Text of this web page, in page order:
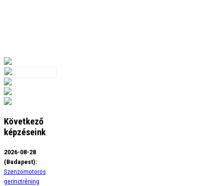
Következő
képzéseink
2026-08-28
(Budapest):
Szenzomotoros
gerinctréning